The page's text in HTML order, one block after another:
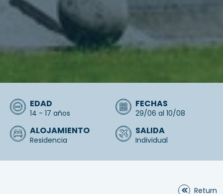
EDAD
14 - 17 años
FECHAS
29/06 al 10/08
ALOJAMIENTO
Residencia
SALIDA
Individual
Return